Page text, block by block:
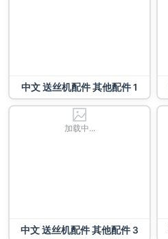
中文 送丝机配件 其他配件 1
加载中...
中文 送丝机配件 其他配件 3